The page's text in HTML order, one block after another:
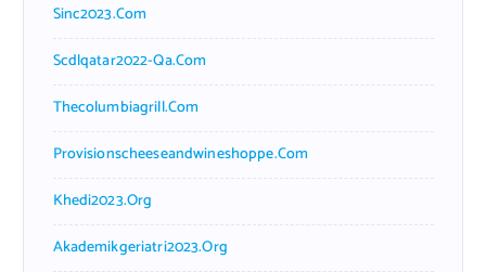
Sinc2023.com
Scdlqatar2022-Qa.com
Thecolumbiagrill.com
Provisionscheeseandwineshoppe.com
Khedi2023.org
Akademikgeriatri2023.org